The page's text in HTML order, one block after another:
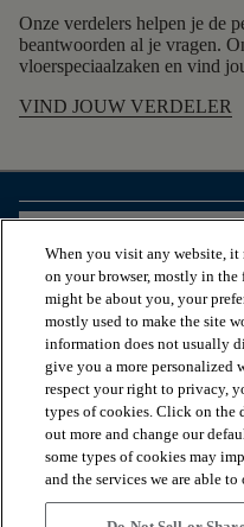
Onze verdelers helpen je de
beantwoorden al je vragen.
vloerspeciaalzaken en vind
VIND JOUW VERDELER
HANDIGE TOOLS
ONZE DIENSTEN
OVER ONS
When you visit any website,
on your browser, mostly in
might be about you, your
mostly used to make the site
information does not usually
give you a more personalized
respect your right to privacy,
types of cookies. Click on the
out more and change our
some types of cookies may
and the services we are able to